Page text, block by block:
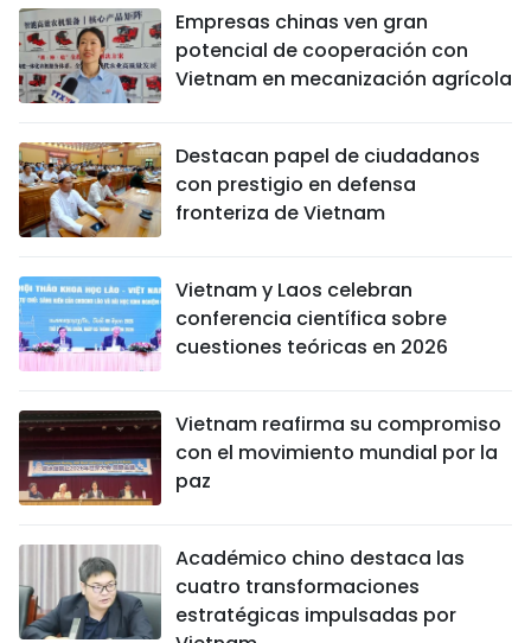
Empresas chinas ven gran
potencial de cooperación con
Vietnam en mecanización agrícola
Destacan papel de ciudadanos
con prestigio en defensa
fronteriza de Vietnam
Vietnam y Laos celebran
conferencia científica sobre
cuestiones teóricas en 2026
Vietnam reafirma su compromiso
con el movimiento mundial por la
paz
Académico chino destaca las
cuatro transformaciones
estratégicas impulsadas por